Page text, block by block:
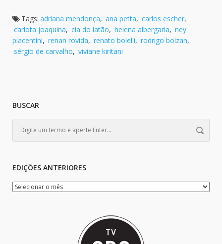
Tags: adriana mendonça, ana petta, carlos escher,
carlota joaquina, cia do latão, helena albergaria, ney
piacentini, renan rovida, renato bolelli, rodrigo bolzan,
sérgio de carvalho, viviane kiritani
BUSCAR
EDIÇÕES ANTERIORES